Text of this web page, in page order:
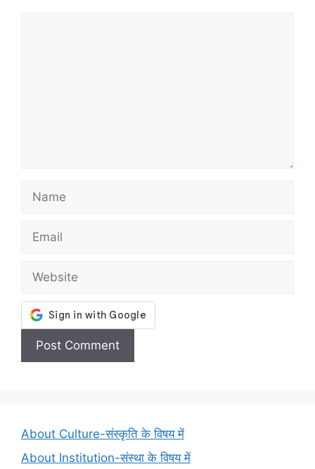
Name
Email
Website
About Culture-संस्कृति के विषय में
About Institution-संस्था के विषय में